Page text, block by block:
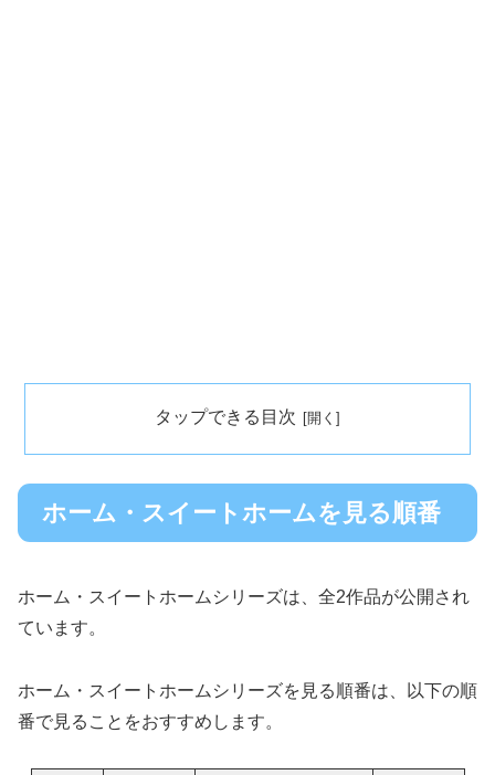
タップできる目次
ホーム・スイートホームを見る順番
ホーム・スイートホームシリーズは、全2作品が公開され
ています。
ホーム・スイートホームシリーズを見る順番は、以下の順
番で見ることをおすすめします。